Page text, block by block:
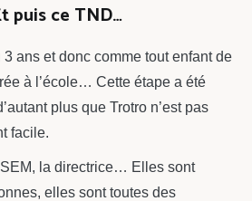
puis ce TND…
ans et donc comme tout enfant de
à l’école… Cette étape a été
plus que Trotro n’est pas
facile.
la directrice… Elles sont
elles sont toutes des